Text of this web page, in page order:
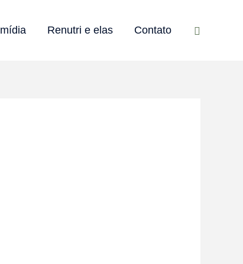
Renutri e elas Contato Pesquisar